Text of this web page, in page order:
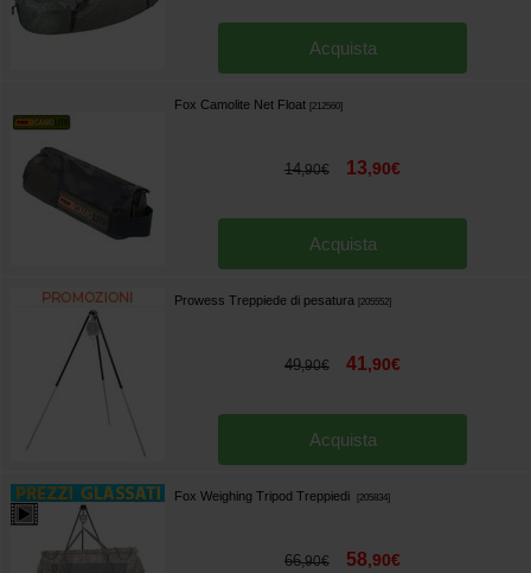
Acquista
Fox Camolite Net Float 212560]
14,90€ 13,90€
Acquista
Prowess Treppiede di pesatura 205552]
49,90€ 41,90€
Acquista
Fox Weighing Tripod Treppiedi 205834]
66,90€ 58,90€